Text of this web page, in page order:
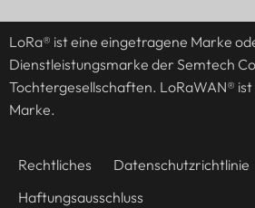
LoRa® ist eine eingetragene Marke
Dienstleistungsmarke der Semtech
Tochtergesellschaften. LoRaWAN®
Marke.
Rechtliches Datenschutzrichtlinie
Haftungsausschluss